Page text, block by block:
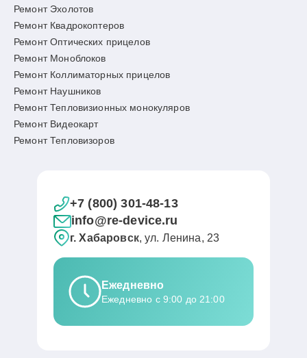
Ремонт Эхолотов
Ремонт Квадрокоптеров
Ремонт Оптических прицелов
Ремонт Моноблоков
Ремонт Коллиматорных прицелов
Ремонт Наушников
Ремонт Тепловизионных монокуляров
Ремонт Видеокарт
Ремонт Тепловизоров
+7 (800) 301-48-13
info@re-device.ru
г. Хабаровск, ул. Ленина, 23
Ежедневно
Ежедневно с 9:00 до 21:00